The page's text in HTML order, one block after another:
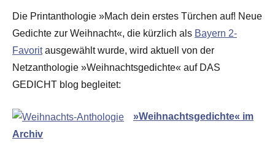
Die Printanthologie »Mach dein erstes Türchen auf! Neue
Gedichte zur Weihnacht«, die kürzlich als Bayern 2-
Favoritausgewählt wurde, wird aktuell von der
Netzanthologie »Weihnachtsgedichte« auf DAS
GEDICHT blog begleitet:
»Weihnachtsgedichte« im
Archiv